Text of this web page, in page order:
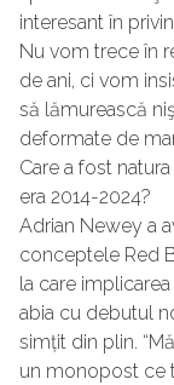
interesant în
Nu vom trece în
de ani, ci vom
să lămurească
deformate de
Care a fost
era 2014-2024?
Adrian Newey a
conceptele Red
la care
abia cu debutul
simțit din plin.
un monopost ce